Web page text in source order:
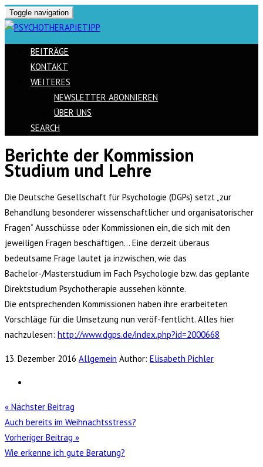
Toggle navigation
BEITRÄGE
KONTAKT
WEITERES
NEWSLETTER ABONNIEREN
ÜBER UNS
SEARCH
Skip
to
Berichte der Kommission
Studium und Lehre
Die Deutsche Gesellschaft für Psychologie (DGPs) setzt „zur
Behandlung besonderer wissenschaftlicher und organisatorischer
Fragen“ Ausschüsse oder Kommissionen ein, die sich mit den
jeweiligen Fragen beschäftigen… Eine derzeit überaus
bedeutsame Frage lautet ja inzwischen, wie das
Bachelor-/Masterstudium im Fach Psychologie bzw. das geplante
Direktstudium Psychotherapie aussehen könnte.
Die entsprechenden Kommissionen haben ihre erarbeiteten
Vorschläge für die Umsetzung nun veröf-fentlicht. Alles hier
nachzulesen: http://www.dgps.de/index.php?id=2000668
13. Dezember 2016 Allgemein Author: Elisabeth Pichler
« Nächster Beitrag
Auch bereits im Weihnachtsstress?
Vorheriger Beitrag »
Wie erkenne ich gute Beratung?